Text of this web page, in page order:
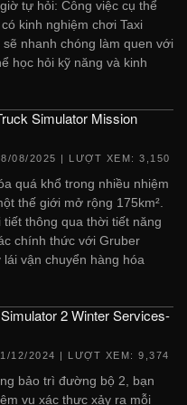
tự hỏi: Công việc cụ thể
kinh nghiệm chơi Taxi
nhanh chóng làm quen với
học hỏi kỹ năng và kinh
Simulator Mission
08/2025 | LƯỢT XEM: 3,150
quá khổ trong nhiều nhiệm
thế giới mở rộng 175km².
thông qua thời tiết năng
chính thức với Gruber
vận chuyển hàng hóa
2 Winter Services-
12/2024 | LƯỢT XEM: 9,374
bảo trì đường bộ 2, bạn
vụ xác thực xảy ra mỗi